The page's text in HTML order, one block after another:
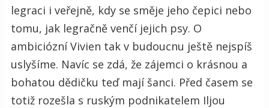
legraci i veřejně, kdy se směje jeho čepici nebo
tomu, jak legračně venčí jejich psy. O
ambiciózní Vivien tak v budoucnu ještě nejspíš
uslyšíme. Navíc se zdá, že zájemci o krásnou a
bohatou dědičku teď mají šanci. Před časem se
totiž rozešla s ruským podnikatelem Iljou